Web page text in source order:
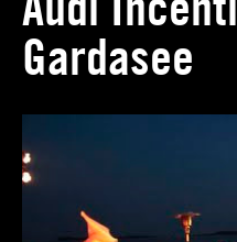
Business-
Cup
Gardasee